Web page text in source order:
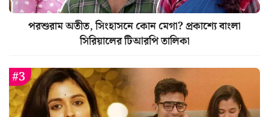
পরশুরাম অতীত, সিংহাসনে কোন মেগা? প্রকাশ্যে বাংলা
সিরিয়ালের টিআরপি তালিকা